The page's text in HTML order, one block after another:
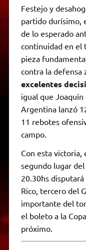
Festejo y
partido durísimo,
de lo esperado
continuidad en el
pieza
contra la defensa
excelentes
igual que
Argentina lanzó
11 rebotes
campo.
Con esta victoria,
segundo lugar
20.30hs
Rico, tercero del
importante del
el boleto a la
próximo.